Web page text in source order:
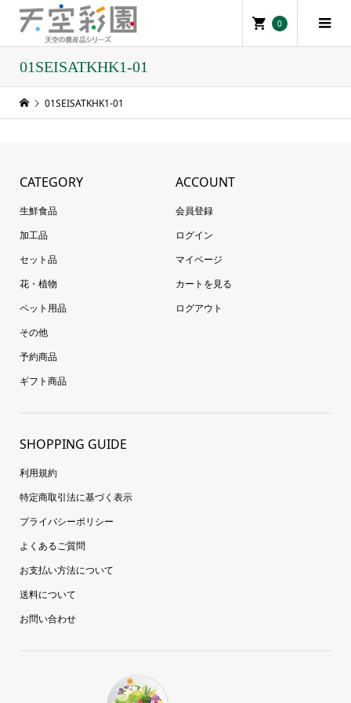
0
01SEISATKHK1-01
01SEISATKHK1-01
CATEGORY
生鮮食品
加工品
セット品
花・植物
ペット用品
その他
予約商品
ギフト商品
ACCOUNT
会員登録
ログイン
マイページ
カートを見る
ログアウト
SHOPPING GUIDE
利用規約
特定商取引法に基づく表示
プライバシーポリシー
よくあるご質問
お支払い方法について
送料について
お問い合わせ